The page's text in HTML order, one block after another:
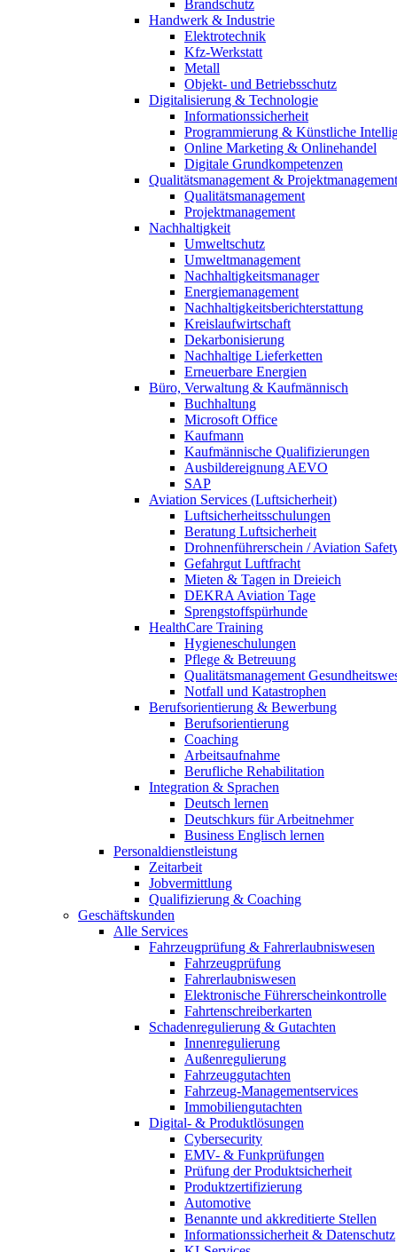
Brandschutz
Handwerk & Industrie
Elektrotechnik
Kfz-Werkstatt
Metall
Objekt- und Betriebsschutz
Digitalisierung & Technologie
Informationssicherheit
Programmierung & Künstliche
Online Marketing & Onlinehandel
Digitale Grundkompetenzen
Qualitätsmanagement & Projektmanagement
Qualitätsmanagement
Projektmanagement
Nachhaltigkeit
Umweltschutz
Umweltmanagement
Nachhaltigkeitsmanager
Energiemanagement
Nachhaltigkeitsberichterstattung
Kreislaufwirtschaft
Dekarbonisierung
Nachhaltige Lieferketten
Erneuerbare Energien
Büro, Verwaltung & Kaufmännisch
Buchhaltung
Microsoft Office
Kaufmann
Kaufmännische Qualifizierungen
Ausbildereignung AEVO
SAP
Aviation Services (Luftsicherheit)
Luftsicherheitsschulungen
Beratung Luftsicherheit
Drohnenführerschein / Aviation
Gefahrgut Luftfracht
Mieten & Tagen in Dreieich
DEKRA Aviation Tage
Sprengstoffspürhunde
HealthCare Training
Hygieneschulungen
Pflege & Betreuung
Qualitätsmanagement
Notfall und Katastrophen
Berufsorientierung & Bewerbung
Berufsorientierung
Coaching
Arbeitsaufnahme
Berufliche Rehabilitation
Integration & Sprachen
Deutsch lernen
Deutschkurs für Arbeitnehmer
Business Englisch lernen
Personaldienstleistung
Zeitarbeit
Jobvermittlung
Qualifizierung & Coaching
Geschäftskunden
Alle Services
Fahrzeugprüfung & Fahrerlaubniswesen
Fahrzeugprüfung
Fahrerlaubniswesen
Elektronische Führerscheinkontrolle
Fahrtenschreiberkarten
Schadenregulierung & Gutachten
Innenregulierung
Außenregulierung
Fahrzeuggutachten
Fahrzeug-Managementservices
Immobiliengutachten
Digital- & Produktlösungen
Cybersecurity
EMV- & Funkprüfungen
Prüfung der Produktsicherheit
Produktzertifizierung
Automotive
Benannte und akkreditierte Stellen
Informationssicherheit & Datenschutz